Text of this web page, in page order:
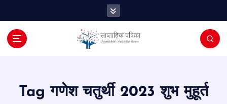
Tag गणेश चतुर्थी 2023 शुभ मुहूर्त